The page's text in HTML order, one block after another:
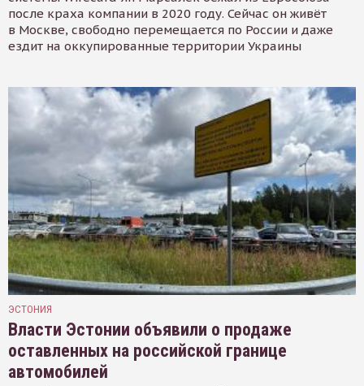
после краха компании в 2020 году. Сейчас он живёт
в Москве, свободно перемещается по России и даже
ездит на оккупированные территории Украины
ЭСТОНИЯ
Власти Эстонии объявили о продаже
оставленных на российской границе
автомобилей